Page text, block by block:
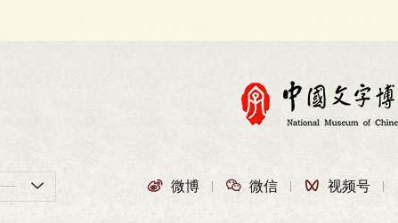
  微博  微信  视频号